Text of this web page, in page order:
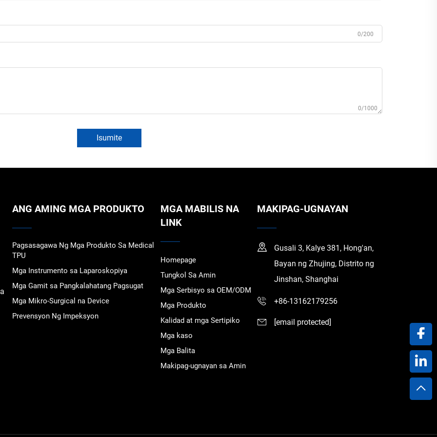
0/200
0/1000
Isumite
ANG AMING MGA PRODUKTO
Pagsasagawa Ng Mga Produkto Sa Medical
TPU
Mga Instrumento sa Laparoskopiya
Mga Gamit sa Pangkalahatang Pagsugat
Mga Mikro-Surgical na Device
Prevensyon Ng Impeksyon
MGA MABILIS NA
LINK
Homepage
Tungkol Sa Amin
Mga Serbisyo sa OEM/ODM
Mga Produkto
Kalidad at mga Sertipiko
Mga kaso
Mga Balita
Makipag-ugnayan sa Amin
MAKIPAG-UGNAYAN
Gusali 3, Kalye 381, Hong'an,
Bayan ng Zhujing, Distrito ng
Jinshan, Shanghai
+86-13162179256
[email protected]